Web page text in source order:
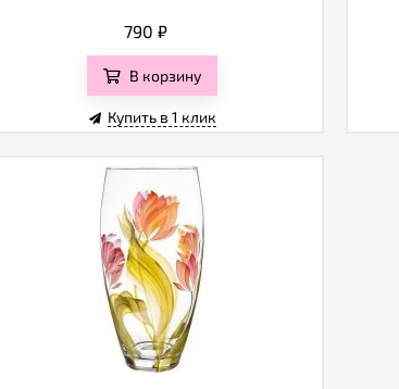
790 ₽
В корзину
Купить в 1 клик